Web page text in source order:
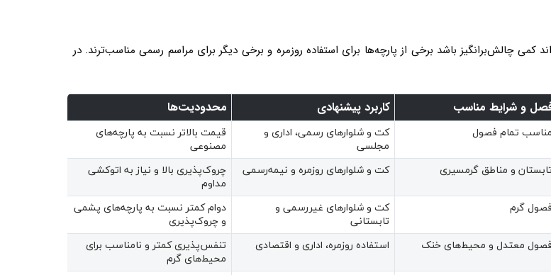
کمی چالش‌برانگیز باشد برخی از پارچه‌ها برای استفاده روزمره و برخی دیگر برای مراسم رسمی مناسب‌ترند. در
و شرایط مناسب کاربرد پیشنهادی محدودیت‌ها
مناسب تمام فصول
کت و شلوارهای رسمی، اداری و
مجلسی
قیمت بالاتر نسبت به پارچه‌های
مصنوعی
تابستان و مناطق گرمسیری کت و شلوارهای روزمره و نیمه‌رسمی
چروک‌پذیری بالا و نیاز به اتوکشی
مداوم
فصول گرم
کت و شلوارهای غیررسمی و
تابستانی
دوام کمتر نسبت به پارچه‌های پشمی
و چروک‌پذیری
فصول معتدل و محیط‌های خنک استفاده روزمره، اداری و اقتصادی
تنفس‌پذیری کمتر و نامناسب برای
محیط‌های گرم